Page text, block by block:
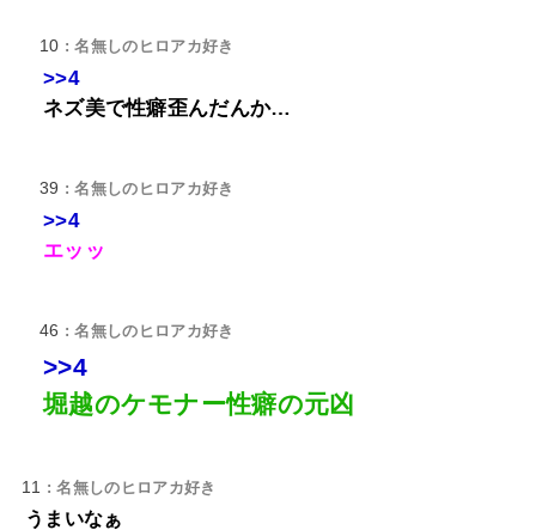
10 : 名無しのヒロアカ好き
>>4
ネズ美で性癖歪んだんか…
39 : 名無しのヒロアカ好き
>>4
エッッ
46 : 名無しのヒロアカ好き
>>4
堀越のケモナー性癖の元凶
11 : 名無しのヒロアカ好き
うまいなぁ